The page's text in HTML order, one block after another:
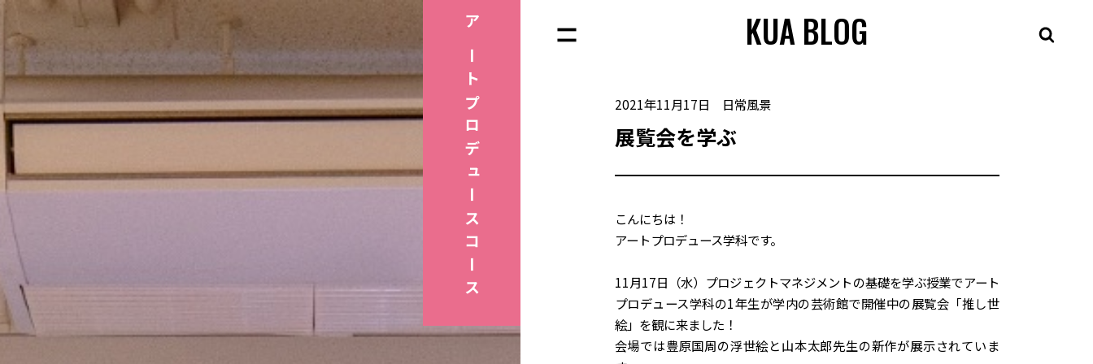
KUA BLOG
アートプロデュース
コース
2021年11月17日 日常風景
展覧会を学ぶ
こんにちは！
アートプロデュース学科です。
11月17日（水）プロジェクトマネジメントの基礎を学ぶ授業でアート
プロデュース学科の1年生が学内の芸術館で開催中の展覧会「推し世
絵」を観に来ました！
会場では豊原国周の浮世絵と山本太郎先生の新作が展示されていま